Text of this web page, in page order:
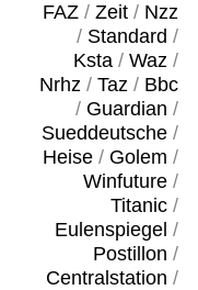
FAZ/ Zeit/ Nzz
/ Standard /
Ksta/ Waz/
Nrhz/ Taz/ Bbc
/ Guardian /
Sueddeutsche/
Heise/ Golem /
Winfuture/
Titanic/
Eulenspiegel /
Postillon /
Centralstation /